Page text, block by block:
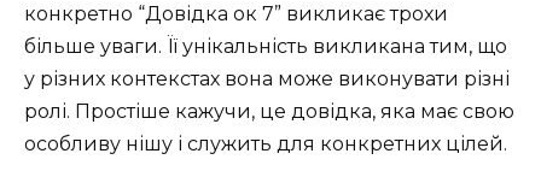
конкретно “Довідка ок 7” викликає трохи
більше уваги. Її унікальність викликана тим, що
у різних контекстах вона може виконувати різні
ролі. Простіше кажучи, це довідка, яка має свою
особливу нішу і служить для конкретних цілей.